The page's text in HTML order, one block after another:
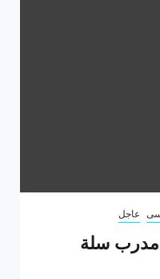
عاجل
سلة